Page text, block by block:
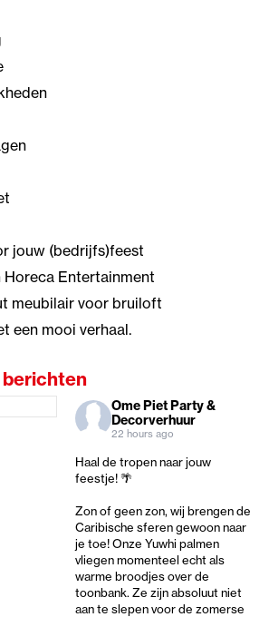
jouw (bedrijfs)feest
Horeca Entertainment
meubilair voor bruiloft
een mooi verhaal.
Ome Piet Party &
Decorverhuur
22 hours ago
Haal de tropen naar jouw
feestje! 🌴
Zon of geen zon, wij brengen de
Caribische sferen gewoon naar
je toe! Onze Yuwhi palmen
vliegen momenteel echt als
warme broodjes over de
toonbank. Ze zijn absoluut niet
aan te slepen voor de zomerse